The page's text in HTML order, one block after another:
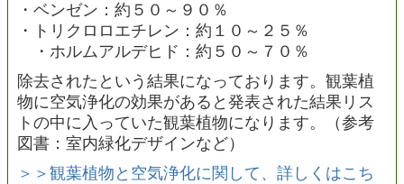
・ベンゼン：約５０～９０％
・トリクロロエチレン：約１０～２５％
・ホルムアルデヒド：約５０～７０％
除去されたという結果になっております。観葉植
物に空気浄化の効果があると発表された結果リス
トの中に入っていた観葉植物になります。（参考
図書：室内緑化デザインなど）
＞＞観葉植物と空気浄化に関して、詳しくはこち